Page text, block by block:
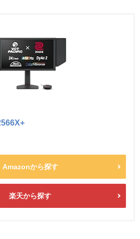
Amazonから探す
楽天から探す